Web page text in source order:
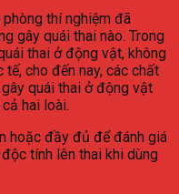
thí nghiệm đã
gây quái thai nào. Trong
thai ở động vật, không
cho đến nay, các chất
quái thai ở động vật
hai loài.
hoặc đầy đủ để đánh giá
tính lên thai khi dùng